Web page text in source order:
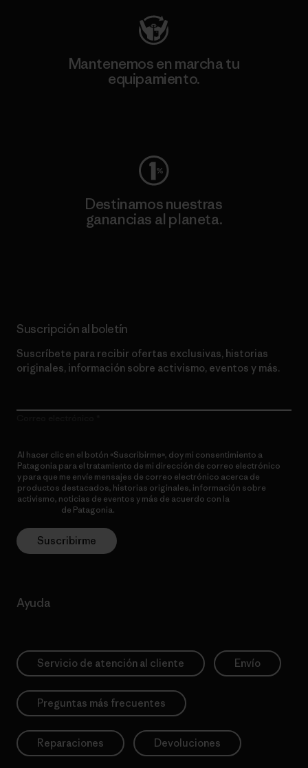
Mantenemos en marcha tu
equipamiento.
Destinamos nuestras
ganancias al planeta.
Suscripción al boletín
Suscríbete para recibir ofertas exclusivas, historias
originales, información sobre activismo, eventos y más.
Al hacer clic en el botón «Suscribirme», doy mi consentimiento a
Patagonia para el tratamiento de mi dirección de correo electrónico
y para que me envíe mensajes de correo electrónico acerca de
productos destacados, historias originales, información sobre
activismo, noticias de eventos y más de acuerdo con la
de Patagonia.
Suscribirme
Ayuda
Servicio de atención al cliente Envío
Preguntas más frecuentes
Reparaciones Devoluciones